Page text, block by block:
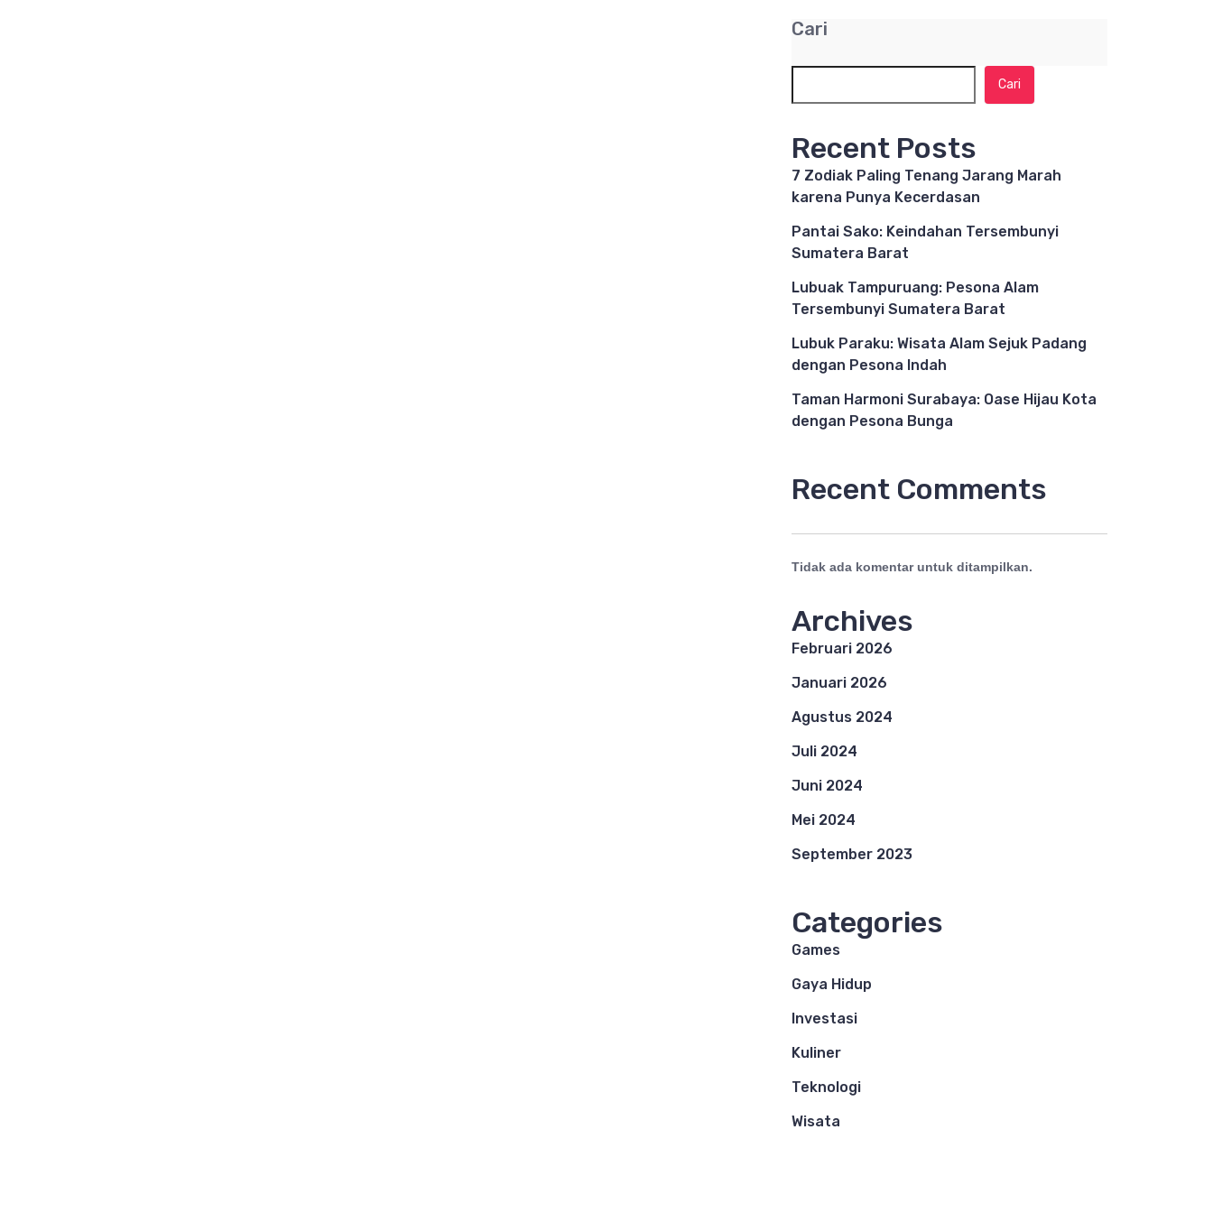
Cari
Cari
Recent Posts
7 Zodiak Paling Tenang Jarang Marah
karena Punya Kecerdasan
Pantai Sako: Keindahan Tersembunyi
Sumatera Barat
Lubuak Tampuruang: Pesona Alam
Tersembunyi Sumatera Barat
Lubuk Paraku: Wisata Alam Sejuk Padang
dengan Pesona Indah
Taman Harmoni Surabaya: Oase Hijau Kota
dengan Pesona Bunga
Recent Comments
Tidak ada komentar untuk ditampilkan.
Archives
Februari 2026
Januari 2026
Agustus 2024
Juli 2024
Juni 2024
Mei 2024
September 2023
Categories
Games
Gaya Hidup
Investasi
Kuliner
Teknologi
Wisata